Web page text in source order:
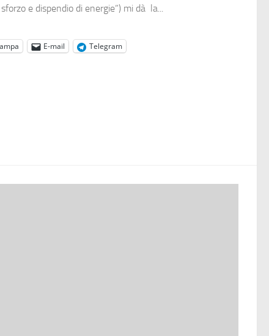
e dispendio di energie”) mi dà la...
E-mail Telegram